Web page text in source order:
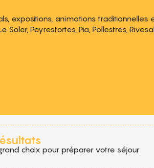
expositions, animations traditionnelles
Soler, Peyrestortes, Pia, Pollestres,
favoris
choix pour préparer votre séjour